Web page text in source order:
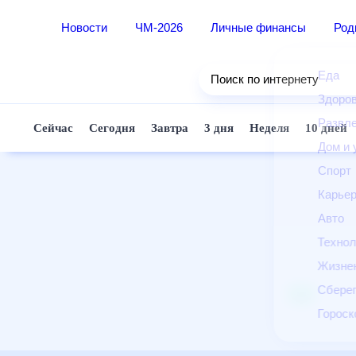
Новости ЧМ-2026 Личные финансы
Еда
Дом
Спорт
Авто
Поиск по интернету
Сейчас Сегодня Завтра 3 дня Неделя 10